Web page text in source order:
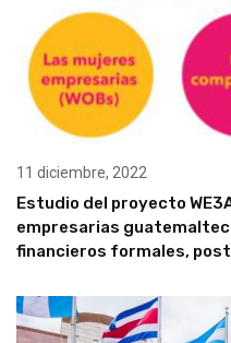
11 diciembre, 2022
Estudio del proyecto
empresarias
financieros formales,